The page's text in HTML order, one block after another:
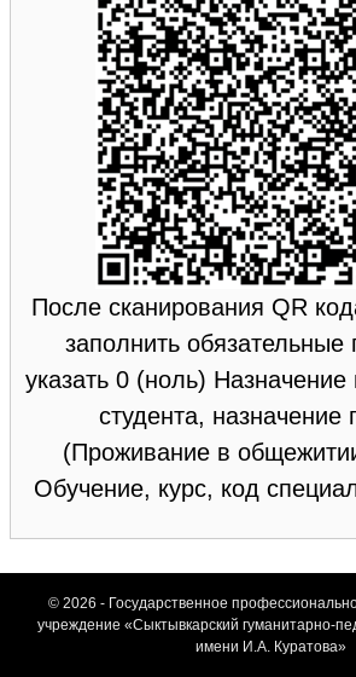
После сканирования QR
заполнить
указать 0 (ноль)
студента, назначение
(Проживание в
Обучение, курс, код
© 2026 - Государственное
учреждение «Сыктывкарский гуманитарно-
имени И.А. Куратова»